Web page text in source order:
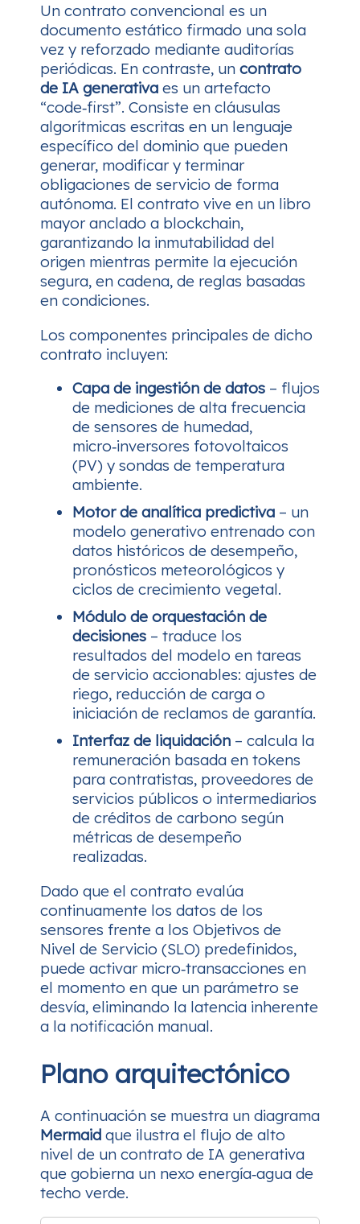
Un contrato convencional es un
documento estático firmado una sola
vez y reforzado mediante auditorías
periódicas. En contraste, un contrato
de IA generativa es un artefacto
“code‑first”. Consiste en cláusulas
algorítmicas escritas en un lenguaje
específico del dominio que pueden
generar, modificar y terminar
obligaciones de servicio de forma
autónoma. El contrato vive en un libro
mayor anclado a blockchain,
garantizando la inmutabilidad del
origen mientras permite la ejecución
segura, en cadena, de reglas basadas
en condiciones.
Los componentes principales de dicho
contrato incluyen:
Capa de ingestión de datos – flujos
de mediciones de alta frecuencia
de sensores de humedad,
micro‑inversores fotovoltaicos
(PV) y sondas de temperatura
ambiente.
Motor de analítica predictiva – un
modelo generativo entrenado con
datos históricos de desempeño,
pronósticos meteorológicos y
ciclos de crecimiento vegetal.
Módulo de orquestación de
decisiones – traduce los
resultados del modelo en tareas
de servicio accionables: ajustes de
riego, reducción de carga o
iniciación de reclamos de garantía.
Interfaz de liquidación – calcula la
remuneración basada en tokens
para contratistas, proveedores de
servicios públicos o intermediarios
de créditos de carbono según
métricas de desempeño
realizadas.
Dado que el contrato evalúa
continuamente los datos de los
sensores frente a los Objetivos de
Nivel de Servicio (SLO) predefinidos,
puede activar micro‑transacciones en
el momento en que un parámetro se
desvía, eliminando la latencia inherente
a la notificación manual.
Plano arquitectónico
A continuación se muestra un diagrama
Mermaid que ilustra el flujo de alto
nivel de un contrato de IA generativa
que gobierna un nexo energía‑agua de
techo verde.